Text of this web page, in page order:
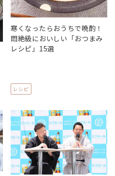
寒くなったらおうちで晩酌！
悶絶級においしい「おつまみ
レシピ」15選
レシピ